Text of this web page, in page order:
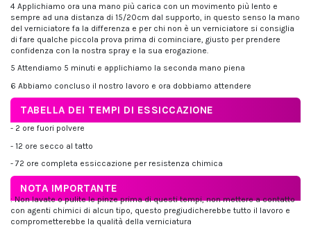
4 Applichiamo ora una mano più carica con un movimento più lento e
sempre ad una distanza di 15/20cm dal supporto, in questo senso la mano
del verniciatore fa la differenza e per chi non è un verniciatore si consiglia
di fare qualche piccola prova prima di cominciare, giusto per prendere
confidenza con la nostra spray e la sua erogazione.
5 Attendiamo 5 minuti e applichiamo la seconda mano piena
6 Abbiamo concluso il nostro lavoro e ora dobbiamo attendere
TABELLA DEI TEMPI DI ESSICCAZIONE
- 2 ore fuori polvere
- 12 ore secco al tatto
- 72 ore completa essiccazione per resistenza chimica
NOTA IMPORTANTE
: Non lavate o pulite le pinze prima di questi tempi, non mettere a contatto
con agenti chimici di alcun tipo, questo pregiudicherebbe tutto il lavoro e
comprometterebbe la qualità della verniciatura